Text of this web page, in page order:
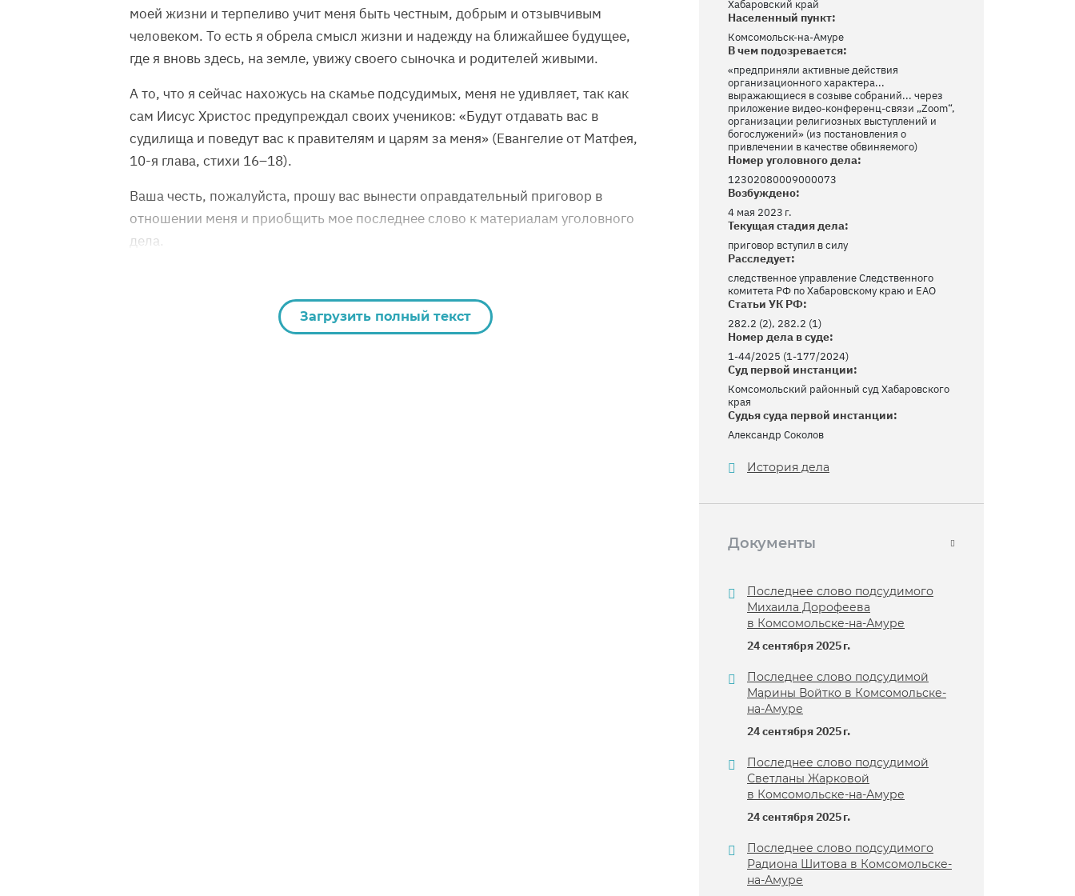
моей жизни и терпеливо учит меня быть честным, добрым и отзывчивым
человеком. То есть я обрела смысл жизни и надежду на ближайшее будущее,
где я вновь здесь, на земле, увижу своего сыночка и родителей живыми.
А то, что я сейчас нахожусь на скамье подсудимых, меня не удивляет, так как
сам Иисус Христос предупреждал своих учеников: «Будут отдавать вас в
судилища и поведут вас к правителям и царям за меня» (Евангелие от Матфея,
10-я глава, стихи 16–18).
Ваша честь, пожалуйста, прошу вас вынести оправдательный приговор в
отношении меня и приобщить мое последнее слово к материалам уголовного
дела.
Загрузить полный текст
Хабаровский край
Населенный пункт:
Комсомольск-на-Амуре
В чем подозревается:
«предприняли активные действия
организационного характера...
выражающиеся в созыве собраний... через
приложение видео-конференц-связи „Zoom“,
организации религиозных выступлений и
богослужений» (из постановления о
привлечении в качестве обвиняемого)
Номер уголовного дела:
12302080009000073
Возбуждено:
4 мая 2023 г.
Текущая стадия дела:
приговор вступил в силу
Расследует:
следственное управление Следственного
комитета РФ по Хабаровскому краю и ЕАО
Статьи УК РФ:
282.2 (2), 282.2 (1)
Номер дела в суде:
1-44/2025 (1-177/2024)
Суд первой инстанции:
Комсомольский районный суд Хабаровского
края
Судья суда первой инстанции:
Александр Соколов
История дела
Документы
Последнее слово подсудимого
Михаила Дорофеева
в Комсомольске-на-Амуре
24 сентября 2025 г.
Последнее слово подсудимой
Марины Войтко в Комсомольске-
на-Амуре
24 сентября 2025 г.
Последнее слово подсудимой
Светланы Жарковой
в Комсомольске-на-Амуре
24 сентября 2025 г.
Последнее слово подсудимого
Радиона Шитова в Комсомольске-
на-Амуре